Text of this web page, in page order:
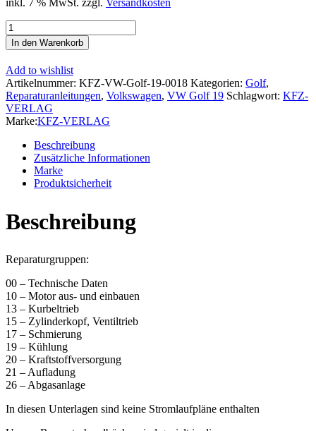
inkl. 7 % MwSt. zzgl. Versandkosten
VW
Golf
2
Typ
19
1983-
1992
Benzinmotor
Mechanik
Reparaturanleitung
Menge
In den Warenkorb
Add to wishlist
Artikelnummer: KFZ-VW-Golf-19-0018 Kategorien: Golf,
Reparaturanleitungen, Volkswagen, VW Golf 19 Schlagwort: KFZ-
VERLAG
Marke:KFZ-VERLAG
Beschreibung
Zusätzliche Informationen
Marke
Produktsicherheit
Beschreibung
Reparaturgruppen:
00 – Technische Daten
10 – Motor aus- und einbauen
13 – Kurbeltrieb
15 – Zylinderkopf, Ventiltrieb
17 – Schmierung
19 – Kühlung
20 – Kraftstoffversorgung
21 – Aufladung
26 – Abgasanlage
In diesen Unterlagen sind keine Stromlaufpläne enthalten